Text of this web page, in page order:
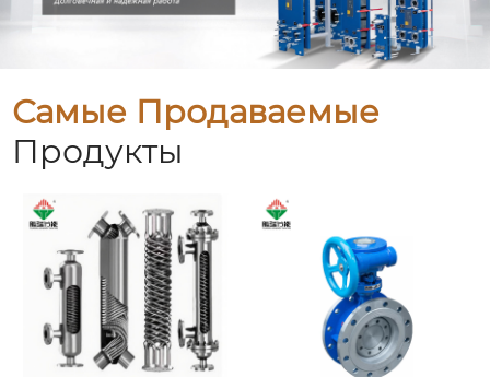
Самые Продаваемые
Продукты